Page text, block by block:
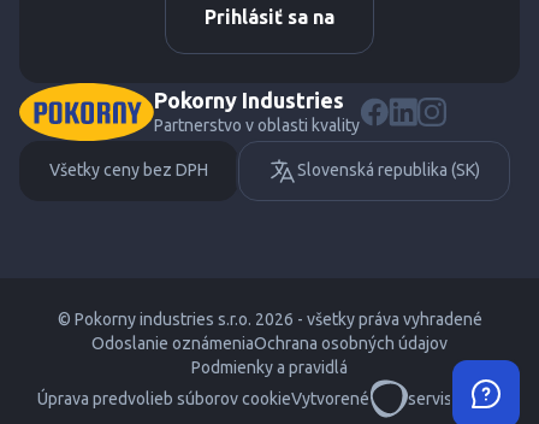
Prihlásiť sa na
Pokorny Industries
Partnerstvo v oblasti kvality
Všetky ceny bez DPH Slovenská republika (SK)
© Pokorny industries s.r.o. 2026 - všetky práva vyhradené
Odoslanie oznámeniaOchrana osobných údajov
Podmienky a pravidlá
Úprava predvolieb súborov cookieVytvorené servisdesign